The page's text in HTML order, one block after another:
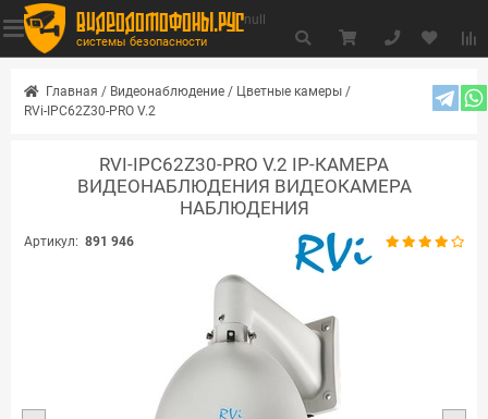
видеодомофоны.рус
системы безопасности
null
Главная / Видеонаблюдение / Цветные камеры /
RVi-IPC62Z30-PRO V.2
RVI-IPC62Z30-PRO V.2 IP-КАМЕРА
ВИДЕОНАБЛЮДЕНИЯ ВИДЕОКАМЕРА
НАБЛЮДЕНИЯ
Артикул: 891 946